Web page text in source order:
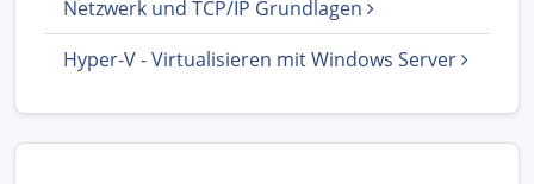
Netzwerk und TCP/IP Grundlagen
Hyper-V - Virtualisieren mit Windows Server